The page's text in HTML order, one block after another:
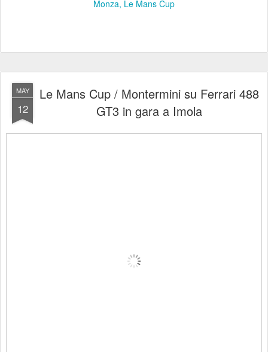
Monza Le Mans Cup
MAY
12
Le Mans Cup / Montermini su Ferrari 488
GT3 in gara a Imola